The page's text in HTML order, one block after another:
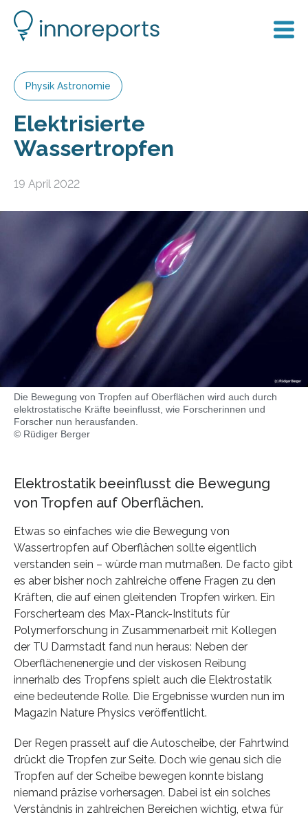
Physik Astronomie
Elektrisierte
Wassertropfen
19 April 2022
Die Bewegung von Tropfen auf Oberflächen wird auch durch
elektrostatische Kräfte beeinflusst, wie Forscherinnen und
Forscher nun herausfanden.
© Rüdiger Berger
Elektrostatik beeinflusst die Bewegung
von Tropfen auf Oberflächen.
Etwas so einfaches wie die Bewegung von
Wassertropfen auf Oberflächen sollte eigentlich
verstanden sein – würde man mutmaßen. De facto gibt
es aber bisher noch zahlreiche offene Fragen zu den
Kräften, die auf einen gleitenden Tropfen wirken. Ein
Forscherteam des Max-Planck-Instituts für
Polymerforschung in Zusammenarbeit mit Kollegen
der TU Darmstadt fand nun heraus: Neben der
Oberflächenenergie und der viskosen Reibung
innerhalb des Tropfens spielt auch die Elektrostatik
eine bedeutende Rolle. Die Ergebnisse wurden nun im
Magazin Nature Physics veröffentlicht.
Der Regen prasselt auf die Autoscheibe, der Fahrtwind
drückt die Tropfen zur Seite. Doch wie genau sich die
Tropfen auf der Scheibe bewegen konnte bislang
niemand präzise vorhersagen. Dabei ist ein solches
Verständnis in zahlreichen Bereichen wichtig, etwa für